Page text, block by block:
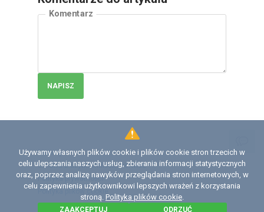
Komentarz
NAPISZ
Używamy własnych plików cookie i plików cookie stron trzecich w
celu ulepszania naszych usług, zbierania informacji statystycznych
oraz, poprzez analizę nawyków przeglądania stron internetowych, w
celu zapewnienia użytkownikowi lepszych wrażeń z korzystania
stroną. Polityka plików cookie
ZAAKCEPTUJ ODRZUĆ
2026 Institute of Diagnostics and Vehicle Intelligence
Licencja
Umowa z użytkownikiem serwisu
Polityka prywatności
Polityka plików сookie